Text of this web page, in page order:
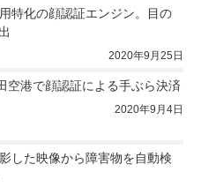
特化の顔認証エンジン。目の
2020年9月25日
空港で顔認証による手ぶら決済
2020年9月4日
した映像から障害物を自動検